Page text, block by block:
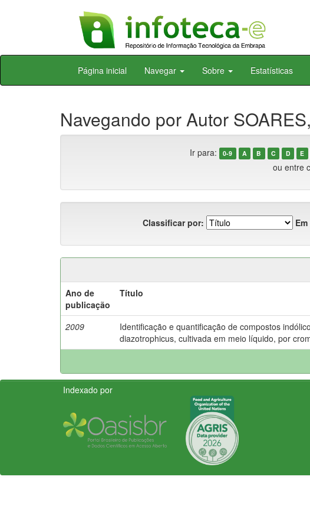
Skip
Página inicial Navegar Sobre Estatísticas
Navegando por Autor
Ir para: 0-9 A B C D E
ou entre
Classificar por:
Ano de
publicação
Título
2009
Identificação e quantificação de compostos
diazotrophicus, cultivada em meio líquido, por
Indexado por